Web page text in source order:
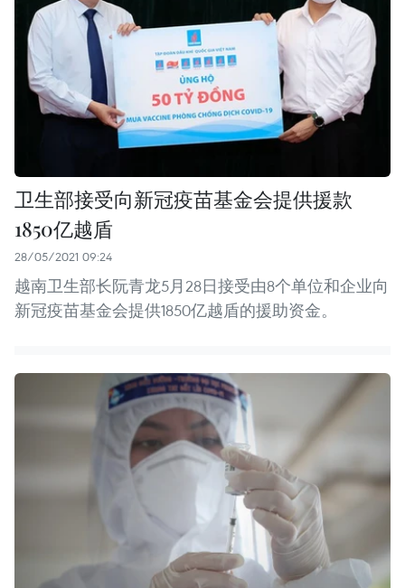
卫生部接受向新冠疫苗基金会提供援款
1850亿越盾
28/05/2021 09:24
越南卫生部长阮青龙5月28日接受由8个单位和企业向
新冠疫苗基金会提供1850亿越盾的援助资金。